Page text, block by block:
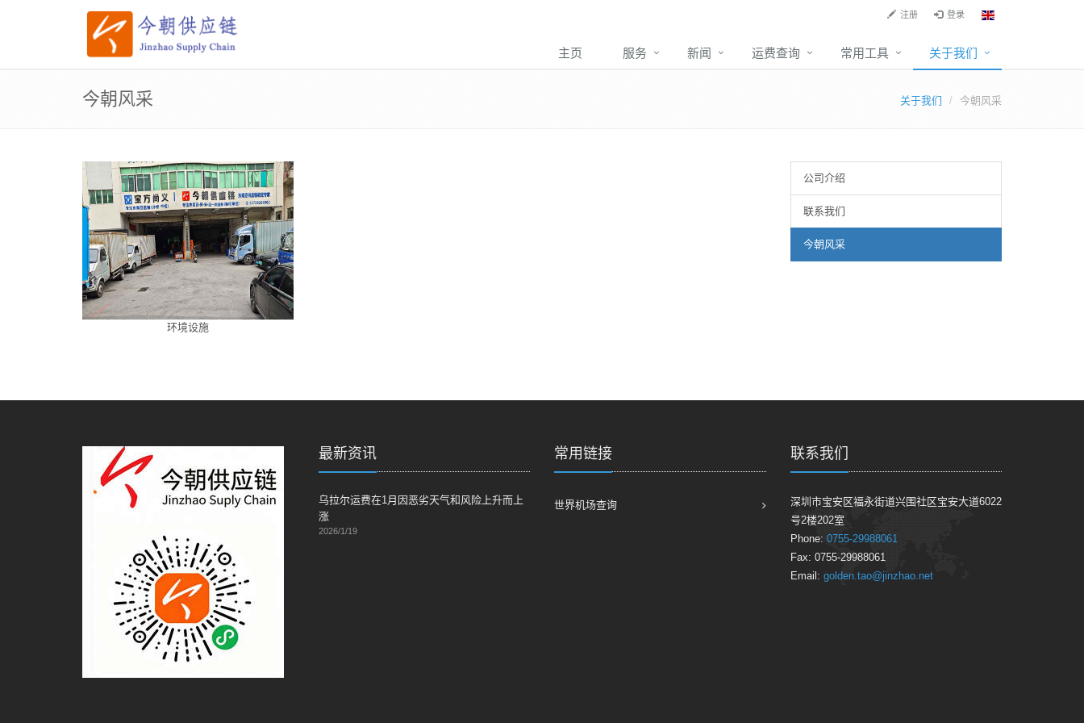
注册 登录
主页 服务 新闻 运费查询 常用工具 关于我们
今朝风采 关于我们 今朝风采
环境设施
公司介绍
联系我们
今朝风采
最新资讯
乌拉尔运费在1月因恶劣天气和风险上升而上
涨
2026/1/19
常用链接
世界机场查询
联系我们
深圳市宝安区福永街道兴围社区宝安大道6022
号2楼202室
Phone: 0755-29988061
Fax: 0755-29988061
Email: golden.tao@jinzhao.net